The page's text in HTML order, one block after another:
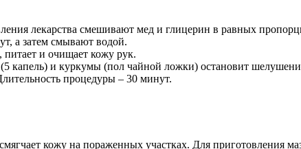
лекарства смешивают мед и глицерин в равных
а затем смывают водой.
и очищает кожу рук.
капель) и куркумы (пол чайной ложки) остановит
процедуры – 30 минут.
кожу на пораженных участках. Для приготовления